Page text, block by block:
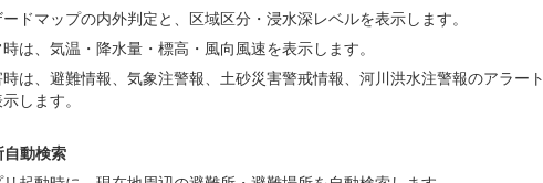
ドマップの内外判定と、区域区分・浸水深レベルを表示します。
は、気温・降水量・標高・風向風速を表示します。
は、避難情報、気象注警報、土砂災害警戒情報、河川洪水注警報のアラート
します。
動検索